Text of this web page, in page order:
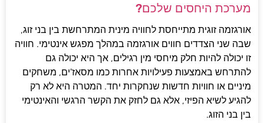
מערכת היחסים שלכם?
אורגזמה זוגית מתייחסת לחוויה מינית המתרחשת בין בני זוג,
שבה שני הצדדים חווים אורגזמה במהלך מפגש אינטימי. חוויה
זו יכולה להיות חלק מיחסי מין רגילים, אך היא יכולה גם
להתרחש באמצעות פעילויות אחרות כמו מסאז'ים, משחקים
מיניים או חוויות חדשות שנחקרות יחד. המטרה היא לא רק
להגיע לשיא הפיזי, אלא גם לחזק את הקשר הרגשי והאינטימי
בין בני הזוג.